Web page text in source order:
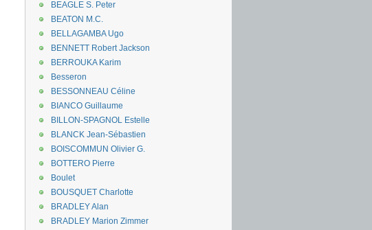
BEAGLE S. Peter
BEATON M.C.
BELLAGAMBA Ugo
BENNETT Robert Jackson
BERROUKA Karim
Besseron
BESSONNEAU Céline
BIANCO Guillaume
BILLON-SPAGNOL Estelle
BLANCK Jean-Sébastien
BOISCOMMUN Olivier G.
BOTTERO Pierre
Boulet
BOUSQUET Charlotte
BRADLEY Alan
BRADLEY Marion Zimmer